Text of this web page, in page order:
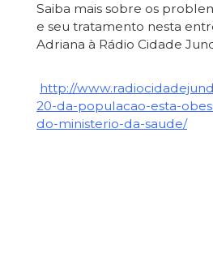
Saiba mais sobre os
e seu tratamento nesta
Adriana à Rádio Cidade
http://
20-da-populacao-esta-
do-ministerio-da-saude/